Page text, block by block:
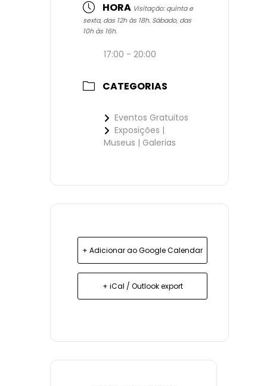
HORA Visitação: quinta e
sexta, das 12h às 18h. Sábado, das
10h às 16h.
17:00 - 20:00
CATEGORIAS
Eventos Gratuitos
Exposições |
Museus | Galerias
+ Adicionar ao Google Calendar
+ iCal / Outlook export